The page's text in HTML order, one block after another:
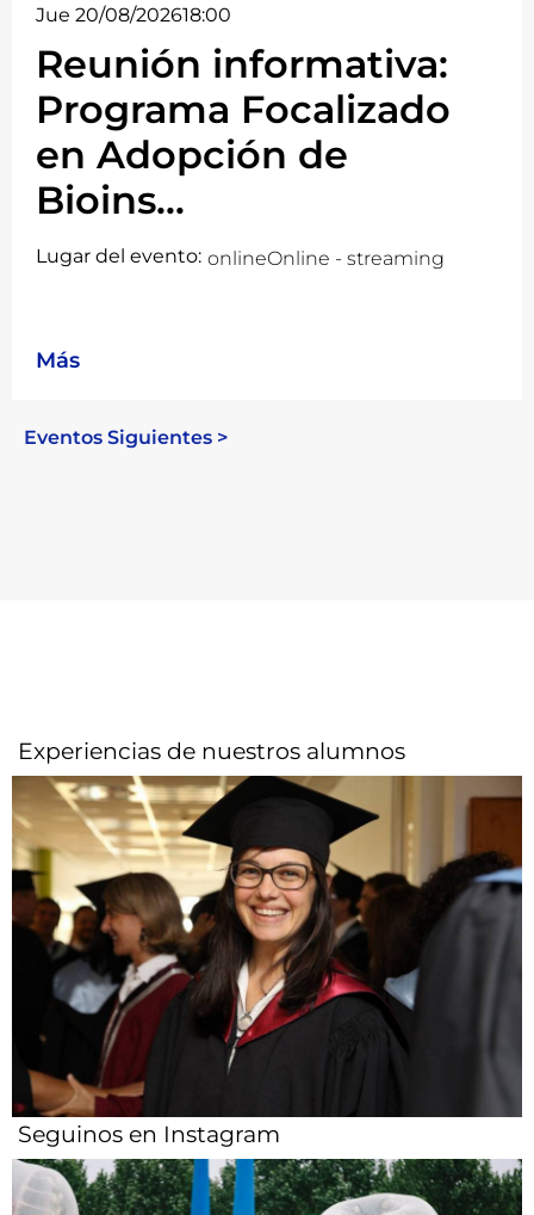
Jue 20/08/202618:00
Reunión informativa:
Programa Focalizado
en Adopción de
Bioins...
Lugar del evento: onlineOnline - streaming
Más
Eventos Siguientes >
Experiencias de nuestros alumnos​
Seguinos en Instagram